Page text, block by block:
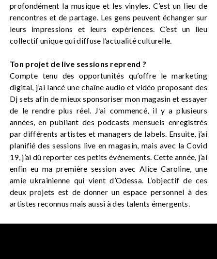
profondément la musique et les vinyles. C’est un lieu de
rencontres et de partage. Les gens peuvent échanger sur
leurs impressions et leurs expériences. C’est un lieu
collectif unique qui diffuse l’actualité culturelle.
Ton projet de live sessions reprend ?
Compte tenu des opportunités qu’offre le marketing
digital, j’ai lancé une chaîne audio et vidéo proposant des
Dj sets afin de mieux sponsoriser mon magasin et essayer
de le rendre plus réel. J’ai commencé, il y a plusieurs
années, en publiant des podcasts mensuels enregistrés
par différents artistes et managers de labels. Ensuite, j’ai
planifié des sessions live en magasin, mais avec la Covid
19, j’ai dû reporter ces petits événements. Cette année, j’ai
enfin eu ma première session avec Alice Caroline, une
amie ukrainienne qui vient d’Odessa. L’objectif de ces
deux projets est de donner un espace personnel à des
artistes reconnus mais aussi à des talents émergents.